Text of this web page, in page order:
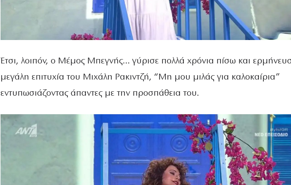
Έτσι, λοιπόν, ο Μέμος Μπεγνής… γύρισε πολλά χρόνια πίσω και
μεγάλη επιτυχία του Μιχάλη Ρακιντζή, “Μη μου μιλάς για καλοκαίρια”
εντυπωσιάζοντας άπαντες με την προσπάθεια του.